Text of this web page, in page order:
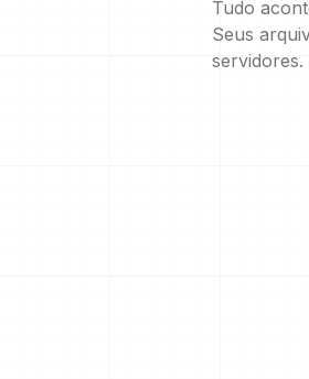
Tudo
Seus
servidores.